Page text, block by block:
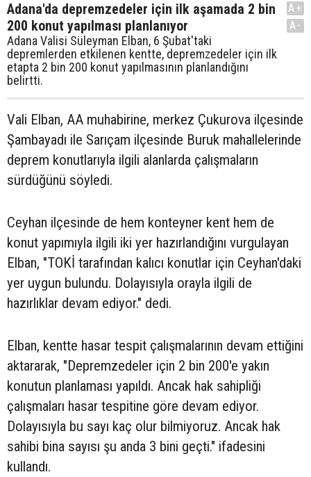
Adana'da depremzedeler için ilk aşamada 2 bin
200 konut yapılması planlanıyor
Adana Valisi Süleyman Elban, 6 Şubat'taki
depremlerden etkilenen kentte, depremzedeler için ilk
etapta 2 bin 200 konut yapılmasının planlandığını
belirtti.
A+
A-
Vali Elban, AA muhabirine, merkez Çukurova ilçesinde
Şambayadı ile Sarıçam ilçesinde Buruk mahallelerinde
deprem konutlarıyla ilgili alanlarda çalışmaların
sürdüğünü söyledi.
Ceyhan ilçesinde de hem konteyner kent hem de
konut yapımıyla ilgili iki yer hazırlandığını vurgulayan
Elban, "TOKİ tarafından kalıcı konutlar için Ceyhan'daki
yer uygun bulundu. Dolayısıyla orayla ilgili de
hazırlıklar devam ediyor." dedi.
Elban, kentte hasar tespit çalışmalarının devam ettiğini
aktararak, "Depremzedeler için 2 bin 200'e yakın
konutun planlaması yapıldı. Ancak hak sahipliği
çalışmaları hasar tespitine göre devam ediyor.
Dolayısıyla bu sayı kaç olur bilmiyoruz. Ancak hak
sahibi bina sayısı şu anda 3 bini geçti." ifadesini
kullandı.